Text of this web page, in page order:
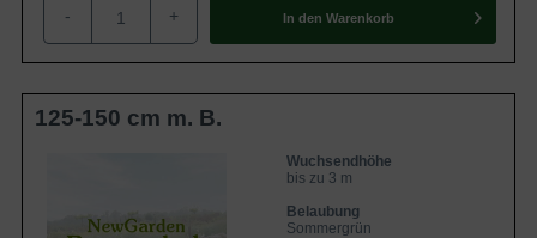
- + In den Warenkorb
125-150 cm m. B.
Wuchsendhöhe
bis zu 3 m
Belaubung
Sommergrün